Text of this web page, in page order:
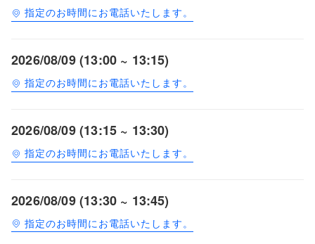
指定のお時間にお電話いたします。
2026/08/09 (13:00 ~ 13:15)
指定のお時間にお電話いたします。
2026/08/09 (13:15 ~ 13:30)
指定のお時間にお電話いたします。
2026/08/09 (13:30 ~ 13:45)
指定のお時間にお電話いたします。